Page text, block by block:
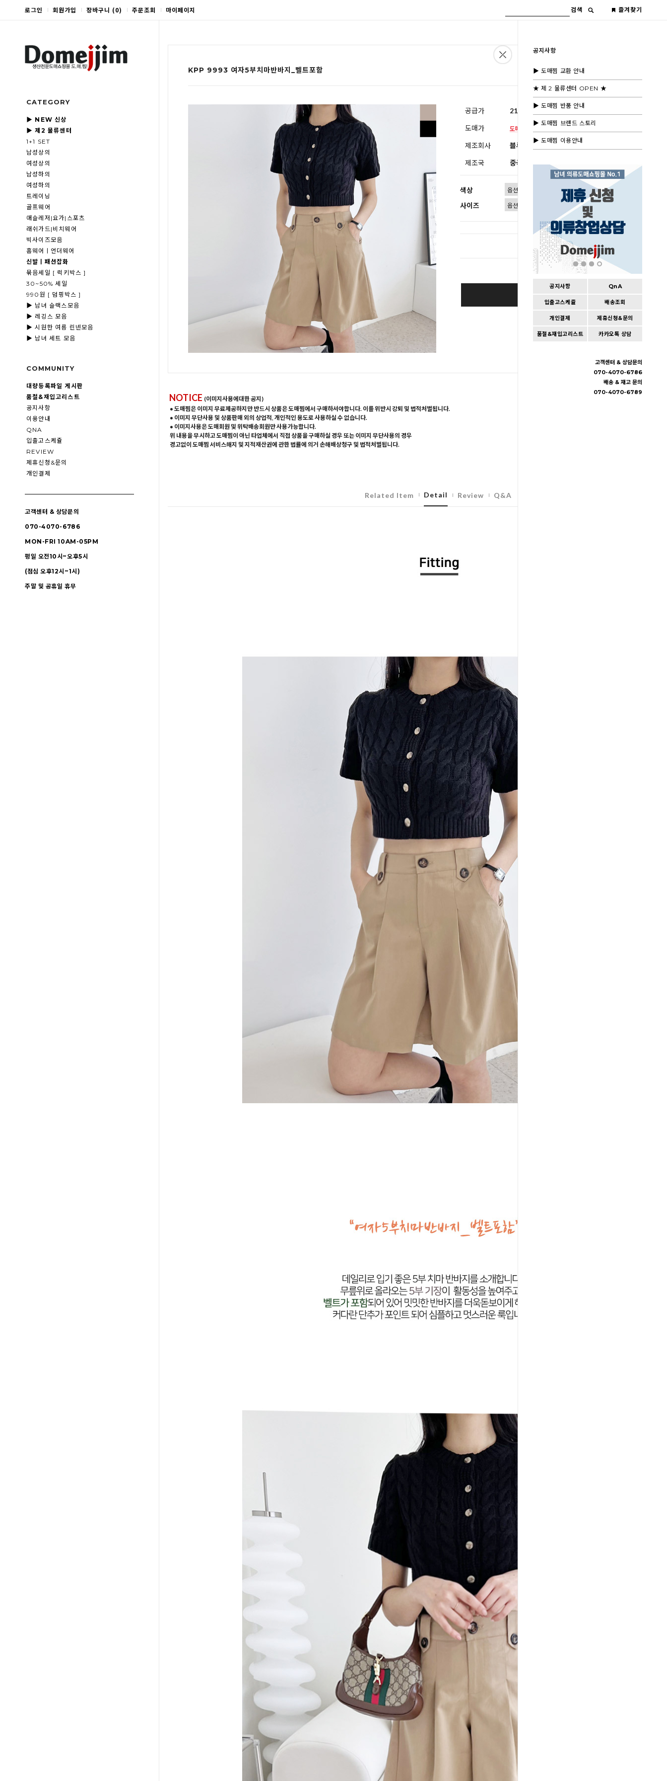
로그인 회원가입 장바구니 (0) 주문조회 마이페이지 검색 즐겨찾기
CATEGORY
▶ NEW 신상
▶ 제2 물류센터
1+1 SET
남성상의
여성상의
남성하의
여성하의
트레이닝
골프웨어
애슬레저|요가|스포츠
래쉬가드|비치웨어
빅사이즈모음
홈웨어ㅣ언더웨어
신발ㅣ패션잡화
묶음세일 [ 럭키박스 ]
30~50% 세일
990원 [ 덤핑박스 ]
▶ 남녀 슬랙스모음
▶ 레깅스 모음
▶ 시원한 여름 린넨모음
▶ 남녀 세트 모음
COMMUNITY
대량등록파일 게시판
품절&재입고리스트
공지사항
이용안내
QNA
입출고스케쥴
REVIEW
제휴신청&문의
개인결제
고객센터 & 상담문의
070-4070-6786
MON-FRI 10AM-05PM
평일 오전10시~오후5시
(점심 오후12시~1시)
주말 및 공휴일 휴무
공지사항
▶ 도매찜 교환 안내
★ 제 2 물류센터 OPEN ★
▶ 도매찜 반품 안내
▶ 도매찜 브랜드 스토리
▶ 도매찜 이용안내
공지사항 QnA
입출고스케쥴 배송조회
개인결제 제휴신청&문의
품절&재입고리스트 카카오톡 상담
고객센터 & 상담문의
070-4070-6786
배송 & 재고 문의
070-4070-6789
KPP 9993 여자5부치마반바지_벨트포함
공급가 21,600원(부가세별도)
도매가
제조회사 블루모드제휴사
제조국 중국
색상
사이즈
Wishlist
NOTICE (이미지사용에대한 공지)
• 도매찜은 이미지 무료제공하지만 반드시 상품은 도매찜에서 구매하셔야합니다. 이를 위반시 강퇴 및 법적처벌됩니다.
• 이미지 무단사용 및 상품판매 외의 상업적, 개인적인 용도로 사용하실 수 없습니다.
• 이미지사용은 도매회원 및 위탁배송회원만 사용가능합니다.
위 내용을 무시하고 도매찜이 아닌 타업체에서 직접 상품을 구매하실 경우 또는 이미지 무단사용의 경우
경고없이 도매찜 서비스해지 및 지적재산권에 관한 법률에 의거 손해배상청구 및 법적처벌됩니다.
Related Item Detail Review Q&A